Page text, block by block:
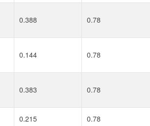
0.388 0.78
0.144 0.78
0.383 0.78
0.215 0.78